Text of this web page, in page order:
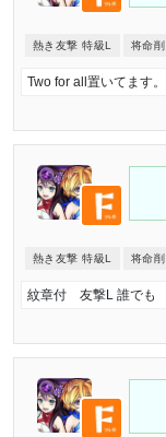
熱き友撃 特級L 将命削
Two for all置いてます
熱き友撃 特級L 将命削
紋章付 友撃L 誰でも